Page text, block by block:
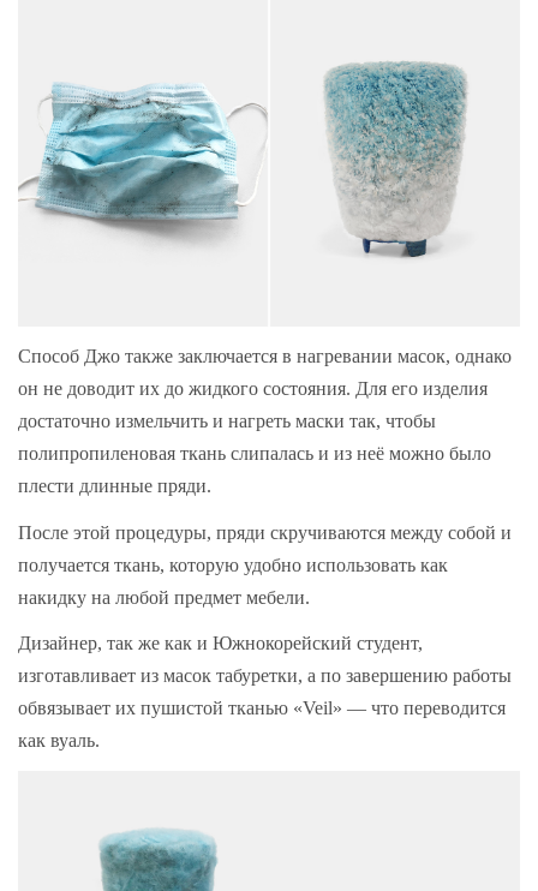
Способ Джо также заключается в нагревании масок, однако
он не доводит их до жидкого состояния. Для его изделия
достаточно измельчить и нагреть маски так, чтобы
полипропиленовая ткань слипалась и из неё можно было
плести длинные пряди.
После этой процедуры, пряди скручиваются между собой и
получается ткань, которую удобно использовать как
накидку на любой предмет мебели.
Дизайнер, так же как и Южнокорейский студент,
изготавливает из масок табуретки, а по завершению работы
обвязывает их пушистой тканью «Veil» — что переводится
как вуаль.